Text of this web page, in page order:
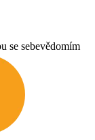
se sebevědomím